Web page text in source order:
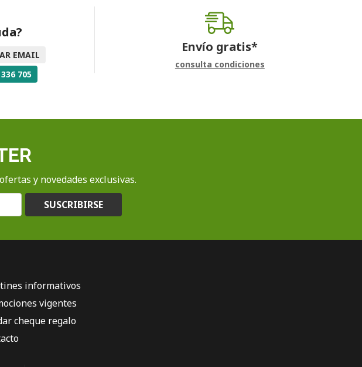
EMAIL
705
Envío gratis*
consulta condiciones
y novedades exclusivas.
SUSCRIBIRSE
informativos
vigentes
cheque regalo